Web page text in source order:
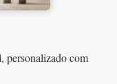
personalizado com